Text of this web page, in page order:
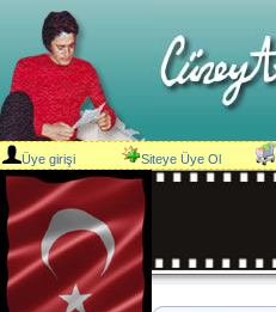
Üye girişi Siteye Üye Ol